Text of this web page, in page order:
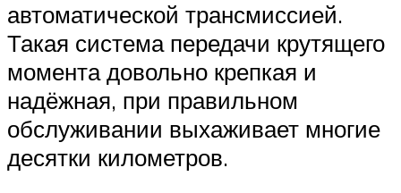
автоматической трансмиссией.
Такая система передачи крутящего
момента довольно крепкая и
надёжная, при правильном
обслуживании выхаживает многие
десятки километров.